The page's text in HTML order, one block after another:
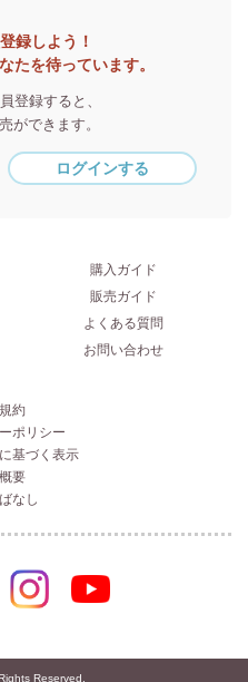
録しよう！
たを待っています。
登録すると、
ができます。
ログインする
購入ガイド
販売ガイド
よくある質問
お問い合わせ
約
ポリシー
基づく表示
要
なし
Reserved.